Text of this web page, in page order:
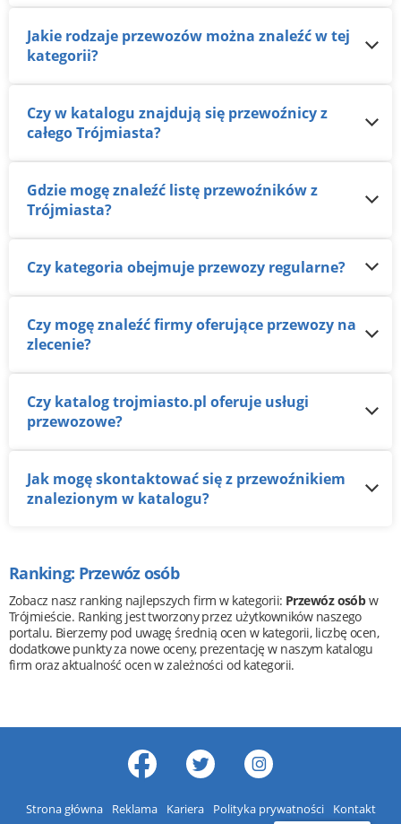
Jakie rodzaje przewozów można znaleźć w tej
kategorii?
Czy w katalogu znajdują się przewoźnicy z
całego Trójmiasta?
Gdzie mogę znaleźć listę przewoźników z
Trójmiasta?
Czy kategoria obejmuje przewozy regularne?
Czy mogę znaleźć firmy oferujące przewozy na
zlecenie?
Czy katalog trojmiasto.pl oferuje usługi
przewozowe?
Jak mogę skontaktować się z przewoźnikiem
znalezionym w katalogu?
Ranking: Przewóz osób
Zobacz nasz ranking najlepszych firm w kategorii: Przewóz osóbw
Trójmieście. Ranking jest tworzony przez użytkowników naszego
portalu. Bierzemy pod uwagę średnią ocen w kategorii, liczbę ocen,
dodatkowe punkty za nowe oceny, prezentację w naszym katalogu
firm oraz aktualność ocen w zależności od kategorii.
Strona główna Reklama Kariera Polityka prywatności Kontakt